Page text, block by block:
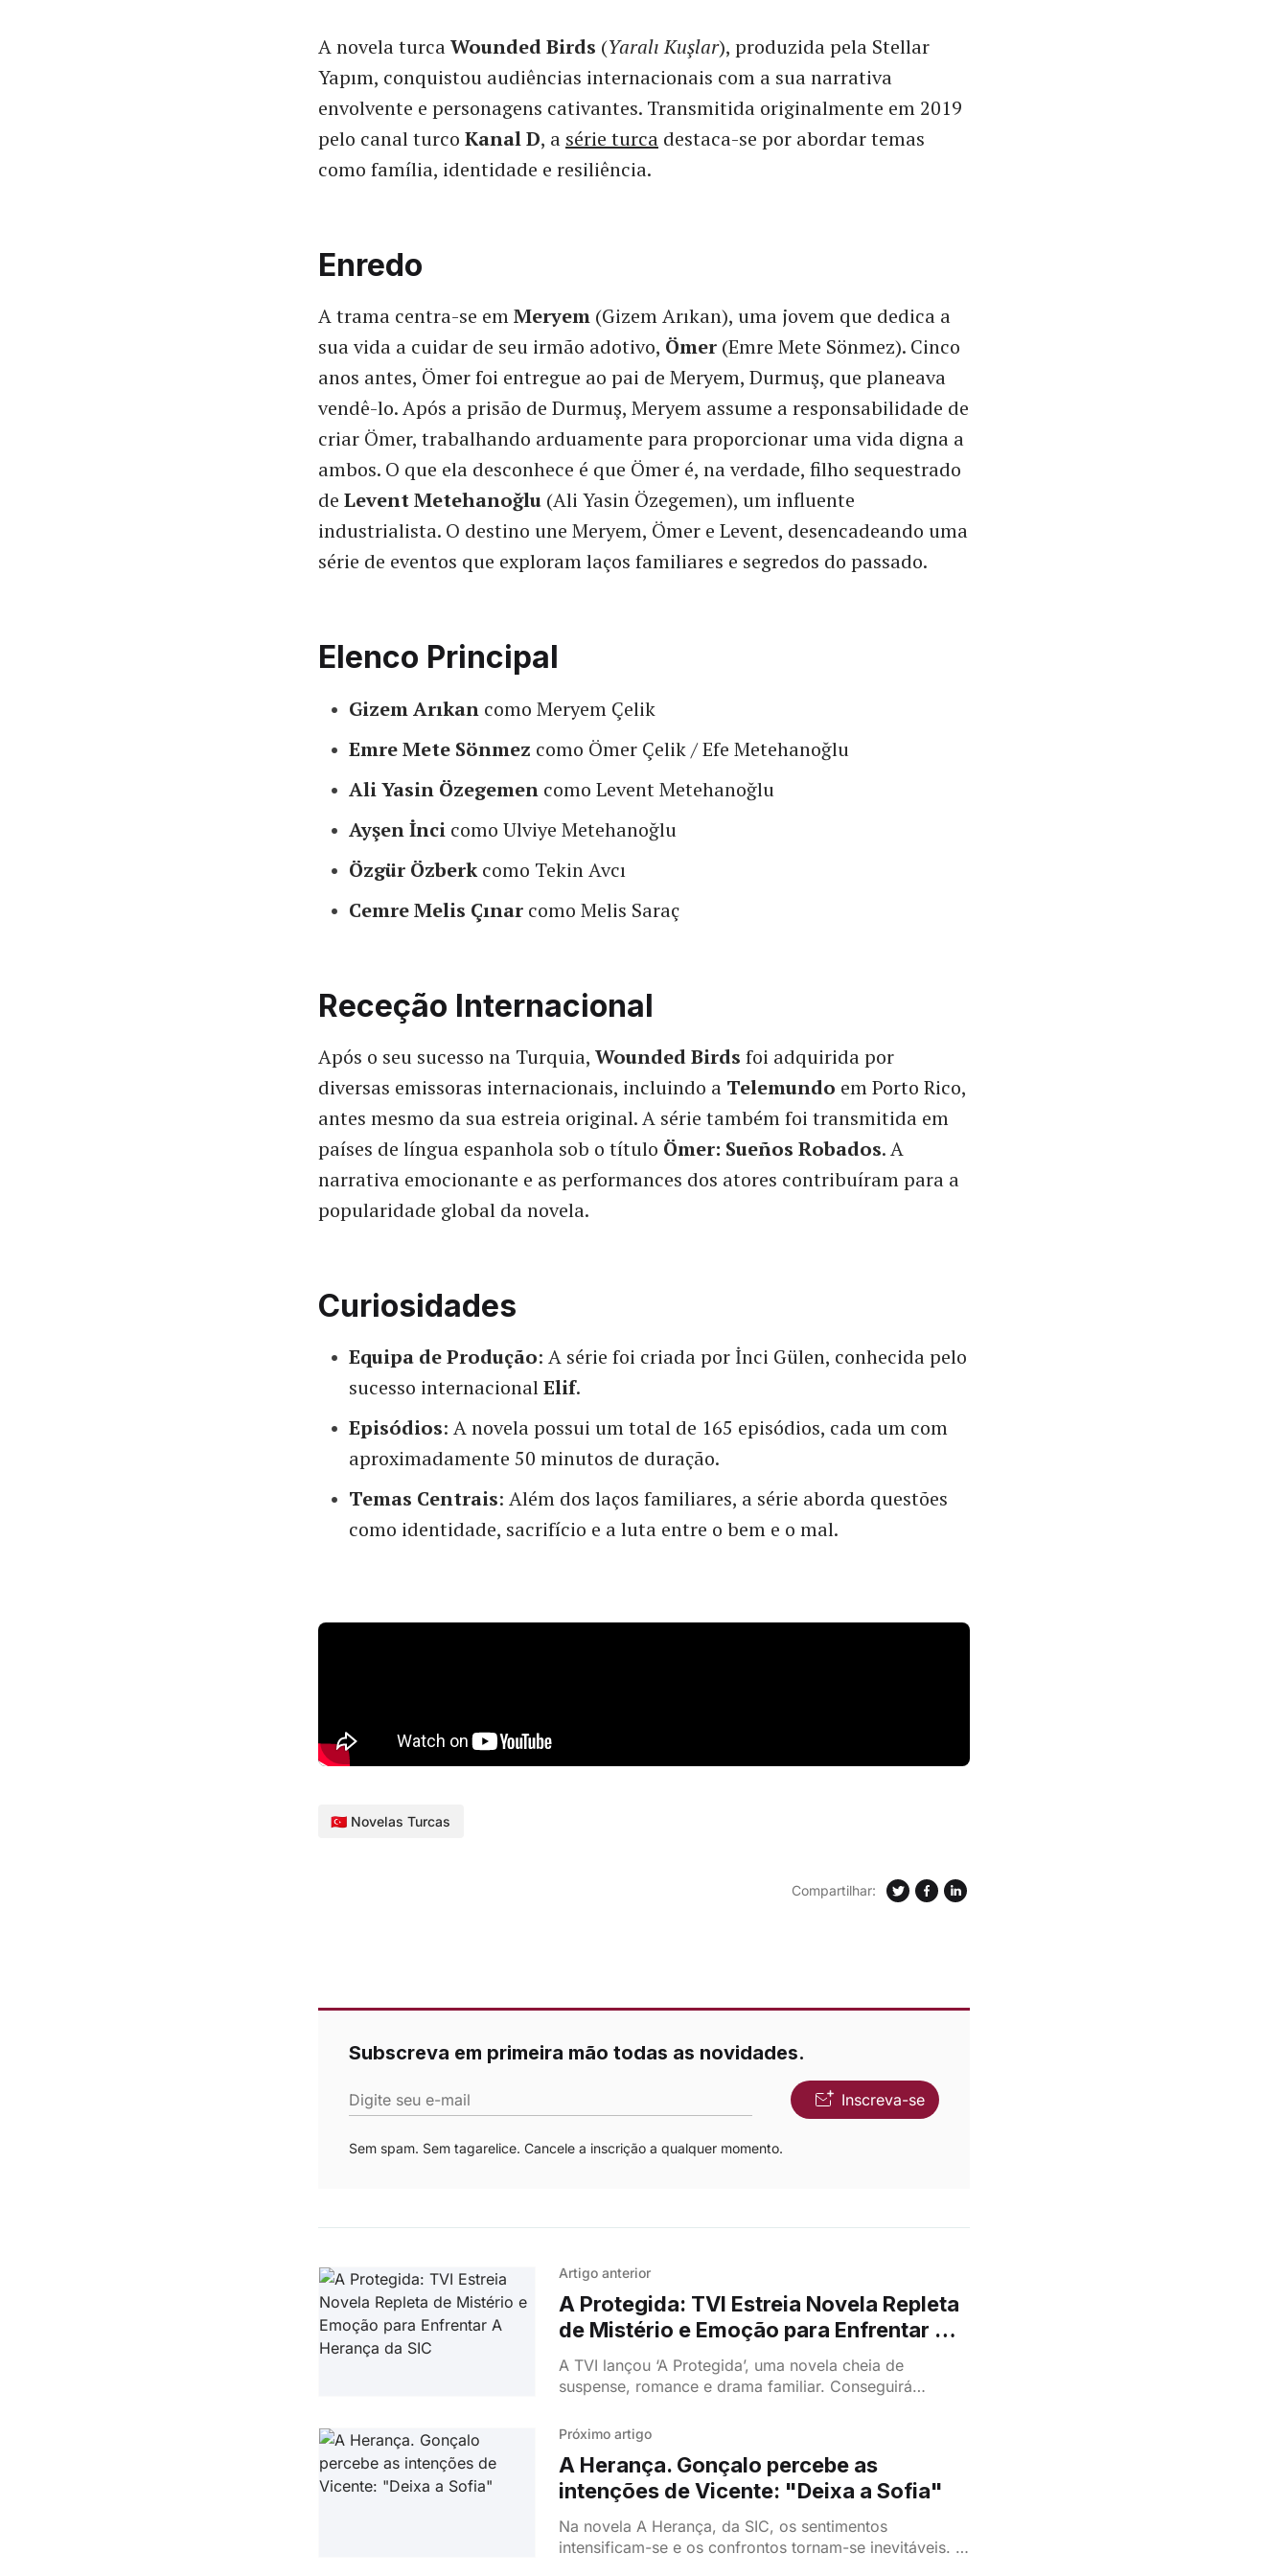
A novela turcaWounded Birds (Yaralı Kuşlar), produzida pela Stellar
Yapım, conquistou audiências internacionais com a sua narrativa
envolvente e personagens cativantes. Transmitida originalmente em 2019
pelo canal turco Kanal D, a série turca destaca-se por abordar temas
como família, identidade e resiliência.
Enredo
A trama centra-se emMeryem (Gizem Arıkan), uma jovem que dedica a
sua vida a cuidar de seu irmão adotivo, Ömer (Emre Mete Sönmez). Cinco
anos antes, Ömer foi entregue ao pai de Meryem, Durmuş, que planeava
vendê-lo. Após a prisão de Durmuş, Meryem assume a responsabilidade de
criar Ömer, trabalhando arduamente para proporcionar uma vida digna a
ambos. O que ela desconhece é que Ömer é, na verdade, filho sequestrado
de Levent Metehanoğlu (Ali Yasin Özegemen), um influente
industrialista. O destino une Meryem, Ömer e Levent, desencadeando uma
série de eventos que exploram laços familiares e segredos do passado.
Elenco Principal
Gizem Arıkan como Meryem Çelik
Emre Mete Sönmez como Ömer Çelik / Efe Metehanoğlu
Ali Yasin Özegemen como Levent Metehanoğlu
Ayşen İnci como Ulviye Metehanoğlu
Özgür Özberkcomo Tekin Avcı
Cemre Melis Çınar como Melis Saraç
Receção Internacional
Após o seu sucesso na Turquia, Wounded Birds foi adquirida por
diversas emissoras internacionais, incluindo a Telemundo em Porto Rico,
antes mesmo da sua estreia original. A série também foi transmitida em
países de língua espanhola sob o título Ömer: Sueños Robados. A
narrativa emocionante e as performances dos atores contribuíram para a
popularidade global da novela.
Curiosidades
Equipa de Produção: A série foi criada por İnci Gülen, conhecida pelo
sucesso internacionalElif.
Episódios: A novela possui um total de 165 episódios, cada um com
aproximadamente 50 minutos de duração.
Temas Centrais: Além dos laços familiares, a série aborda questões
como identidade, sacrifício e a luta entre o bem e o mal.
🇹🇷 Novelas Turcas
Compartilhar:
Subscreva em primeira mão todas as novidades.
Digite seu e-mail Inscreva-se
Sem spam. Sem tagarelice. Cancele a inscrição a qualquer momento.
Artigo anterior
A Protegida: TVI Estreia Novela Repleta
de Mistério e Emoção para Enfrentar A
Herança da SIC
A TVI lançou ‘A Protegida’, uma novela cheia de
suspense, romance e drama familiar. Conseguirá
enfrentar Jorge (Paulo Pires)? Descobre tudo sobre o
Próximo artigo
A Herança. Gonçalo percebe as
intenções de Vicente: "Deixa a Sofia"
Na novela A Herança, da SIC, os sentimentos
intensificam-se e os confrontos tornam-se inevitáveis. O